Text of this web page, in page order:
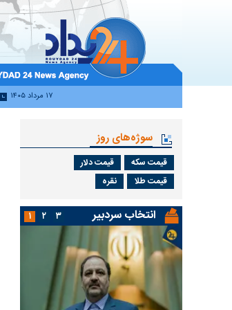
۱۷ مرداد ۱۴۰۵
سوژه‌های روز
قیمت سکه
قیمت دلار
قیمت طلا
نقره
انتخاب سردبیر ۱ ۲ ۳